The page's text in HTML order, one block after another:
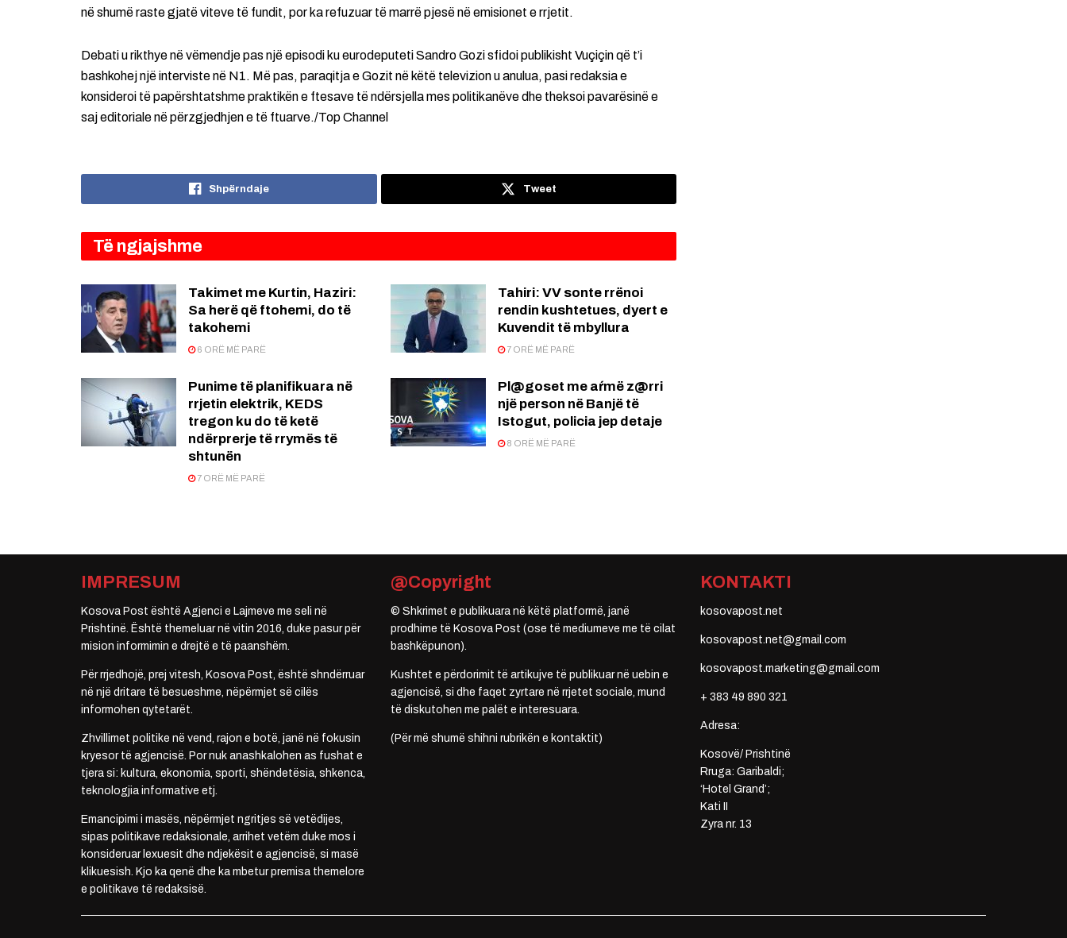
në shumë raste gjatë viteve të fundit, por ka refuzuar të marrë pjesë në emisionet e rrjetit.
Debati u rikthye në vëmendje pas një episodi ku eurodeputeti Sandro Gozi sfidoi publikisht Vuçiçin që t’i
bashkohej një interviste në N1. Më pas, paraqitja e Gozit në këtë televizion u anulua, pasi redaksia e
konsideroi të papërshtatshme praktikën e ftesave të ndërsjella mes politikanëve dhe theksoi pavarësinë e
saj editoriale në përzgjedhjen e të ftuarve./Top Channel
Shpërndaje Tweet
Të ngjajshme
Takimet me Kurtin, Haziri:
Sa herë që ftohemi, do të
takohemi
6 ORË MË PARË
Tahiri: VV sonte rrënoi
rendin kushtetues, dyert e
Kuvendit të mbyllura
7 ORË MË PARË
Punime të planifikuara në
rrjetin elektrik, KEDS
tregon ku do të ketë
ndërprerje të rrymës të
shtunën
7 ORË MË PARË
Pl@goset me aŕmë z@rri
një person në Banjë të
Istogut, policia jep detaje
8 ORË MË PARË
IMPRESUM
Kosova Post është Agjenci e Lajmeve me seli në
Prishtinë. Është themeluar në vitin 2016, duke pasur për
mision informimin e drejtë e të paanshëm.
Për rrjedhojë, prej vitesh, Kosova Post, është shndërruar
në një dritare të besueshme, nëpërmjet së cilës
informohen qytetarët.
Zhvillimet politike në vend, rajon e botë, janë në fokusin
kryesor të agjencisë. Por nuk anashkalohen as fushat e
tjera si: kultura, ekonomia, sporti, shëndetësia, shkenca,
teknologjia informative etj.
Emancipimi i masës, nëpërmjet ngritjes së vetëdijes,
sipas politikave redaksionale, arrihet vetëm duke mos i
konsideruar lexuesit dhe ndjekësit e agjencisë, si masë
klikuesish. Kjo ka qenë dhe ka mbetur premisa themelore
e politikave të redaksisë.
@Copyright
© Shkrimet e publikuara në këtë platformë, janë
prodhime të Kosova Post (ose të mediumeve me të cilat
bashkëpunon).
Kushtet e përdorimit të artikujve të publikuar në uebin e
agjencisë, si dhe faqet zyrtare në rrjetet sociale, mund
të diskutohen me palët e interesuara.
(Për më shumë shihni rubrikën e kontaktit)
KONTAKTI
kosovapost.net
kosovapost.net@gmail.com
kosovapost.marketing@gmail.com
+ 383 49 890 321
Adresa:
Kosovë/ Prishtinë
Rruga: Garibaldi;
‘Hotel Grand’;
Kati II
Zyra nr. 13